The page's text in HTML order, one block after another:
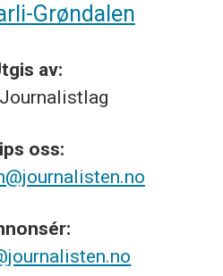
Grøndalen
av:
Journalistlag
oss: